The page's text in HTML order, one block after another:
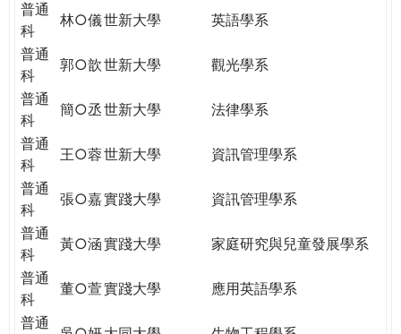
普通
科
林○儀世新大學
英語學系
普通
科
郭○歆世新大學
觀光學系
普通
科
簡○丞世新大學
法律學系
普通
科
王○蓉世新大學
資訊管理學系
普通
科
張○嘉實踐大學
資訊管理學系
普通
科
黃○涵實踐大學
家庭研究與兒童發展學系
普通
科
董○萱實踐大學
應用英語學系
普通